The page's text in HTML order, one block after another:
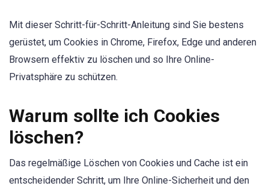
Mit dieser Schritt-für-Schritt-Anleitung sind Sie bestens
gerüstet, um Cookies in Chrome, Firefox, Edge und anderen
Browsern effektiv zu löschen und so Ihre Online-
Privatsphäre zu schützen.
Warum sollte ich Cookies
löschen?
Das regelmäßige Löschen von Cookies und Cache ist ein
entscheidender Schritt, um Ihre Online-Sicherheit und den